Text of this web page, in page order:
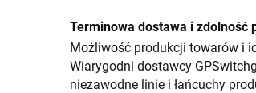
Terminowa dostawa i zdolność
Możliwość produkcji towarów i
Wiarygodni dostawcy
niezawodne linie i łańcuchy